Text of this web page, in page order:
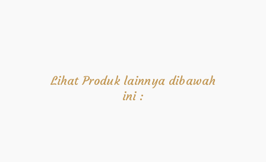
Lihat Produk lainnya dibawah
ini :